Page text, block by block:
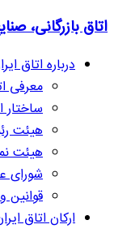
اتاق بازرگانی،
درباره اتاق
معرفی
ساختار
هیئت
هیئت
شورای
قوانین
ارکان اتاق